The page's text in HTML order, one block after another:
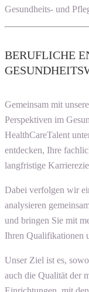
Gesundheits- und
BERUFLICHE
Gemeinsam mit
Perspektiven im
HealthCareTalent
entdecken, Ihre
langfristige
Dabei verfolgen wir
analysieren
und bringen Sie mit
Ihren Qualifikationen
Unser Ziel ist es,
auch die Qualität der